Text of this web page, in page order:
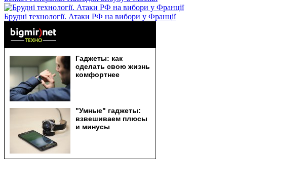
Брудні технології. Атаки РФ на вибори у Франції